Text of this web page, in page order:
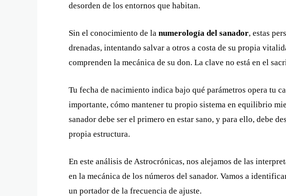
desorden de los entornos que habitan.
Sin el conocimiento de la numerología del sanador, estas
drenadas, intentando salvar a otros a costa de su propia
comprenden la mecánica de su don. La clave no está en el
Tu fecha de nacimiento indica bajo qué parámetros opera tu
importante, cómo mantener tu propio sistema en equilibrio
sanador debe ser el primero en estar sano, y para ello, debe
propia estructura.
En este análisis de Astrocrónicas, nos alejamos de las
en la mecánica de los números del sanador. Vamos a
un portador de la frecuencia de ajuste.